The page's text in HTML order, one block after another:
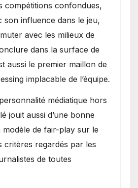
compétitions confondues,
son influence dans le jeu,
avec les milieux de
dans la surface de
aussi le premier maillon de
implacable de l’équipe.
médiatique hors
jouit aussi d’une bonne
modèle de fair-play sur le
critères regardés par les
de toutes